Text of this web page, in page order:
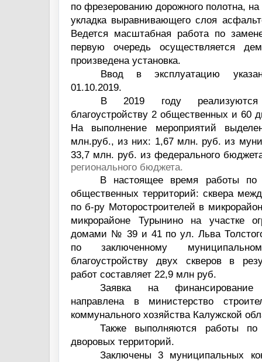
по фрезерованию дорожного полотна,
укладка выравнивающего слоя
Ведется масштабная работа по
первую очередь осуществляется
произведена установка.
Ввод в эксплуатацию
01.10.2019.
В 2019 году
благоустройству 2 общественных и 60
На выполнение мероприятий
млн.руб., из них: 1,67 млн. руб. из
33,7 млн. руб. из федерального
регионального бюджета.
В настоящее время работы по
общественных территорий: сквера
по б-ру Моторостроителей в
микрорайоне Турынино на участке
домами № 39 и 41 по ул. Льва
по заключенному
благоустройству двух скверов в
работ составляет 22,9 млн руб.
Заявка на
направлена в министерство
коммунального хозяйства Калужской
Также выполняются работы по
дворовых территорий.
Заключены 3 муниципальных